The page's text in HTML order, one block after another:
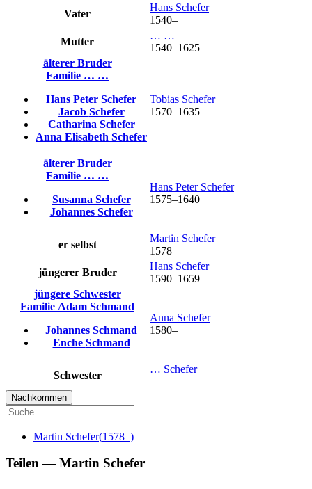
Vater
Hans Schefer
1540–
Mutter
… …
1540–1625
älterer Bruder
Familie … …
Hans Peter Schefer
Jacob Schefer
Catharina Schefer
Anna Elisabeth Schefer
Tobias Schefer
1570–1635
älterer Bruder
Familie … …
Susanna Schefer
Johannes Schefer
Hans Peter Schefer
1575–1640
er selbst
Martin Schefer
1578–
jüngerer Bruder
Hans Schefer
1590–1659
jüngere Schwester
Familie Adam Schmand
Johannes Schmand
Enche Schmand
Anna Schefer
1580–
Schwester
… Schefer
–
Nachkommen
Martin Schefer(1578–)
Teilen —Martin Schefer